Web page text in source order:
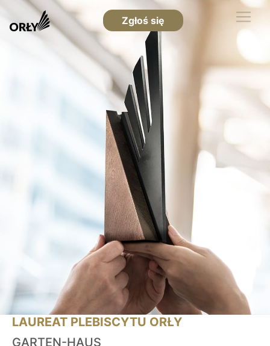
Zgłoś się
LAUREAT PLEBISCYTU ORŁY
GARTEN-HAUS